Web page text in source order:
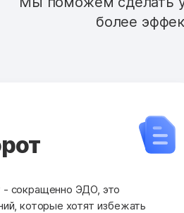
более
- сокращенно ЭДО, это
которые хотят избежать